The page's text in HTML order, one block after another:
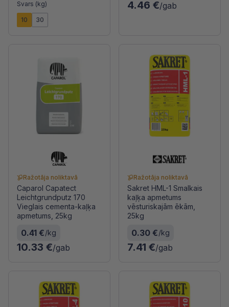
Svars (kg)
10 30
4.46 €/gab
Ražotāja noliktavā
Caparol Capatect
Leichtgrundputz 170
Vieglais cementa-kaļķa
apmetums, 25kg
0.41 €/kg
10.33 €/gab
Ražotāja noliktavā
Sakret HML-1 Smalkais
kaļķa apmetums
vēsturiskajām ēkām,
25kg
0.30 €/kg
7.41 €/gab